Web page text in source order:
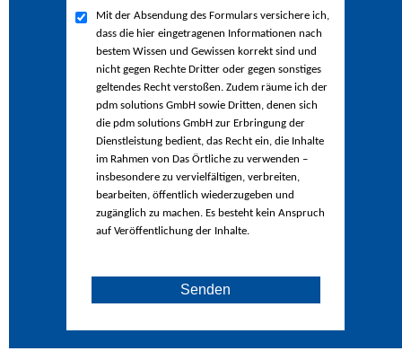
Mit der Absendung des Formulars versichere ich,
dass die hier eingetragenen Informationen nach
bestem Wissen und Gewissen korrekt sind und
nicht gegen Rechte Dritter oder gegen sonstiges
geltendes Recht verstoßen. Zudem räume ich der
pdm solutions GmbH sowie Dritten, denen sich
die pdm solutions GmbH zur Erbringung der
Dienstleistung bedient, das Recht ein, die Inhalte
im Rahmen von Das Örtliche zu verwenden –
insbesondere zu vervielfältigen, verbreiten,
bearbeiten, öffentlich wiederzugeben und
zugänglich zu machen. Es besteht kein Anspruch
auf Veröffentlichung der Inhalte.
Senden